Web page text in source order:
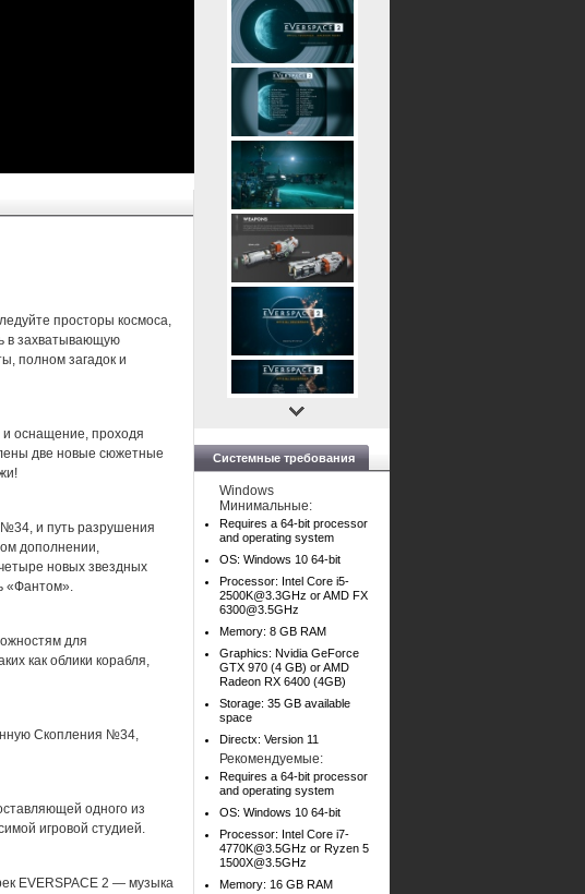
просторы космоса,
в захватывающую
полном загадок и
оснащение, проходя
две новые сюжетные
и путь разрушения
дополнении,
новых звездных
«Фантом».
для
как облики корабля,
Скопления №34,
одного из
игровой студией.
EVERSPACE 2 — музыка
Системные требования
Windows
Минимальные:
Requires a 64-bit processor
and operating system
OS: Windows 10 64-bit
Processor: Intel Core i5-
2500K@3.3GHz or AMD FX
6300@3.5GHz
Memory: 8 GB RAM
Graphics: Nvidia GeForce
GTX 970 (4 GB) or AMD
Radeon RX 6400 (4GB)
Storage: 35 GB available
space
Directx: Version 11
Рекомендуемые:
Requires a 64-bit processor
and operating system
OS: Windows 10 64-bit
Processor: Intel Core i7-
4770K@3.5GHz or Ryzen 5
1500X@3.5GHz
Memory: 16 GB RAM